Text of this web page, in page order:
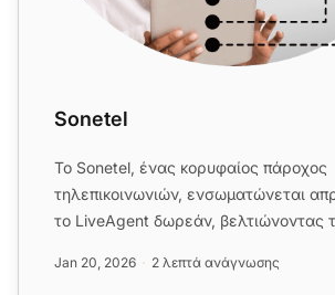
Sonetel
Το Sonetel, ένας κορυφαίος πάροχος
τηλεπικοινωνιών, ενσωματώνεται
το LiveAgent δωρεάν, βελτιώνοντας
Jan 20, 2026 2 λεπτά ανάγνωσης